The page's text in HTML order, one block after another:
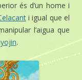
és d’un home i
i igual que el
l’aigua que
.